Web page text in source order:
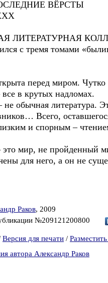
ВЁРСТЫ
с тремя томами
перед миром. Чутко
в крутых надломах.
обычная литература.
Всего,
и спорным –
это мир, не пройденный
для него, а он не
Раков, 2009
№209121200800
Версия для печати /
автора Александр Раков